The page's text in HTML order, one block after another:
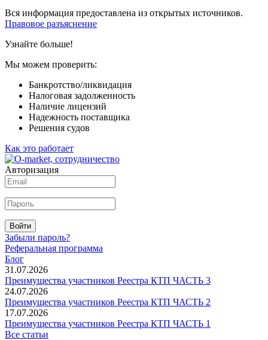
Вся информация предоставлена из открытых источников.
Правовое разъяснение
Узнайте больше!
Мы можем проверить:
Банкротство/ликвидация
Налоговая задолженность
Наличие лицензий
Надежность поставщика
Решения судов
Как это работает
Авторизация
Войти
Забыли пароль?
Реферальная программа
Блог
31.07.2026
Преимущества участников Реестра КТП ЧАСТЬ 3
24.07.2026
Преимущества участников Реестра КТП ЧАСТЬ 2
17.07.2026
Преимущества участников Реестра КТП ЧАСТЬ 1
Все статьи